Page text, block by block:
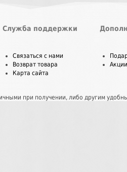
Служба поддержки
Связаться с нами
Возврат товара
Карта сайта
Акции
при получении, либо другим